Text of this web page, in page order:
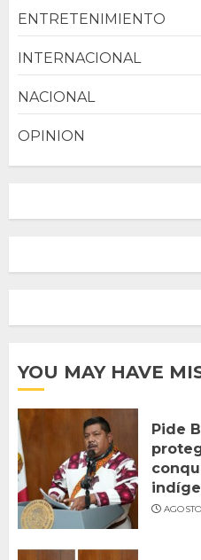
ENTRETENIMIENTO
INTERNACIONAL
NACIONAL
OPINION
YOU MAY HAVE
Pide